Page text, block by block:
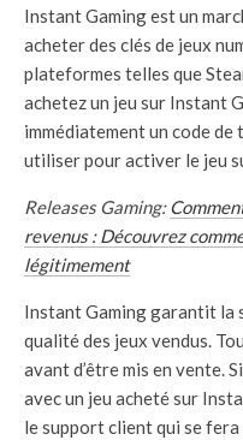
Instant Gaming est un
acheter des clés de jeux
plateformes telles que
achetez un jeu sur Instant
immédiatement un code
utiliser pour activer le jeu
Releases Gaming:
revenus : Découvrez
légitimement
Instant Gaming garantit la
qualité des jeux vendus.
avant d’être mis en vente.
avec un jeu acheté sur
le support client qui se fera